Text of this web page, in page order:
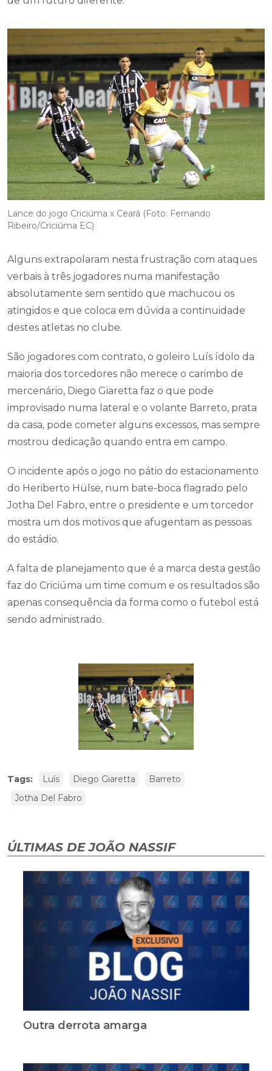
Lance do jogo Criciúma x Ceará (Foto: Fernando
Ribeiro/Criciúma EC)
Alguns extrapolaram nesta frustração com ataques
verbais à três jogadores numa manifestação
absolutamente sem sentido que machucou os
atingidos e que coloca em dúvida a continuidade
destes atletas no clube.
São jogadores com contrato, o goleiro Luís ídolo da
maioria dos torcedores não merece o carimbo de
mercenário, Diego Giaretta faz o que pode
improvisado numa lateral e o volante Barreto, prata
da casa, pode cometer alguns excessos, mas sempre
mostrou dedicação quando entra em campo.
O incidente após o jogo no pátio do estacionamento
do Heriberto Hülse, num bate-boca flagrado pelo
Jotha Del Fabro, entre o presidente e um torcedor
mostra um dos motivos que afugentam as pessoas
do estádio.
A falta de planejamento que é a marca desta gestão
faz do Criciúma um time comum e os resultados são
apenas consequência da forma como o futebol está
sendo administrado.
Tags: Luís Diego Giaretta
Barreto
Jotha Del Fabro
ÚLTIMAS DE JOÃO NASSIF
Outra derrota amarga